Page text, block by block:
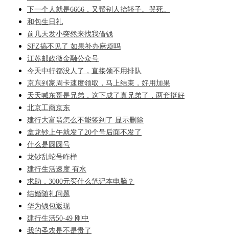
下一个人就是6666，又帮别人抬轿子。哭死。
和包生日礼
前几天发小突然来找我借钱
SFZ搞不见了 如果补办麻烦吗
江苏邮政微金融公众号
今天中行都没人了，直接领不用排队
京东到家周卡速度领取，马上结束，好用加果
天天喊东哥是兄弟，这下成了真兄弟了，两套挺好
北京工商京东
建行大富翁怎么不能签到了 显示删除
拿龙钞上午就发了20个号后面不发了
什么是圆圆号
龙钞乱蛇号咋样
建行生活速度 有水
求助，3000元买什么笔记本电脑？
结婚随礼问题
华为钱包返现
建行生活50-49 刚中
我的圣农是不是贵了